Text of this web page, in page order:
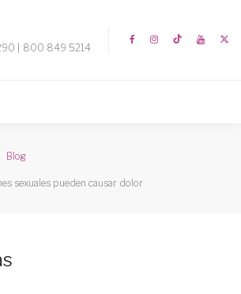
800 849 5214
Blog
sexuales pueden causar dolor